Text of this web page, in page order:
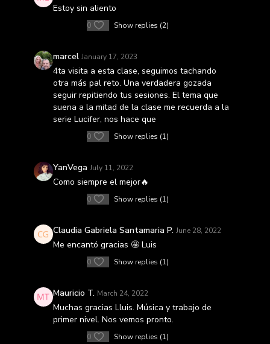
Estoy sin aliento
0 Show replies (2)
marcel January 17, 2023
4ta visita a esta clase, seguimos tachando
otra más pal reto. Una verdadera gozada
seguir repitiendo tus sesiones. El tema que
suena a la mitad de la clase me recuerda a la
serie Lucifer, nos hace que
0 Show replies (1)
YanVega July 11, 2022
Como siempre el mejor🔥
0 Show replies (1)
Claudia Gabriela Santamaria P. June 28, 2022
Me encantó gracias 🤩 Luis
0 Show replies (1)
Mauricio T. March 24, 2022
Muchas gracias Lluis. Música y trabajo de
primer nivel. Nos vemos pronto.
0 Show replies (1)